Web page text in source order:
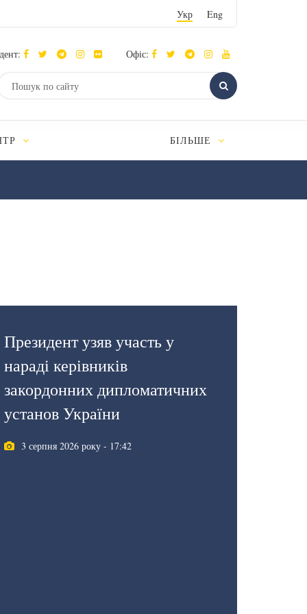
Укр Eng
Офіс:
БІЛЬШЕ
Президент узяв участь у
нараді керівників
закордонних дипломатичних
установ України
3 серпня 2026 року - 17:42